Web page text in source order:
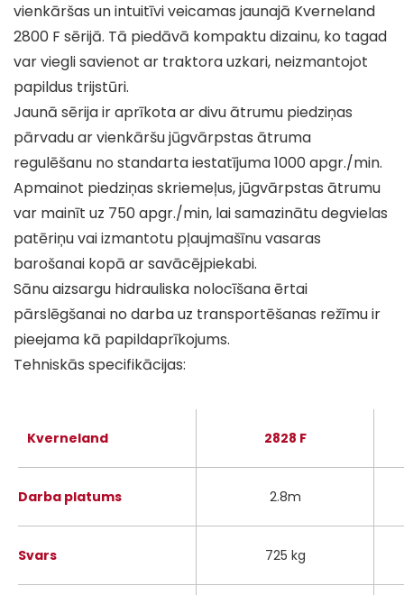
vienkāršas un intuitīvi veicamas jaunajā Kverneland
2800 F sērijā. Tā piedāvā kompaktu dizainu, ko tagad
var viegli savienot ar traktora uzkari, neizmantojot
papildus trijstūri.
Jaunā sērija ir aprīkota ar divu ātrumu piedziņas
pārvadu ar vienkāršu jūgvārpstas ātruma
regulēšanu no standarta iestatījuma 1000 apgr./min.
Apmainot piedziņas skriemeļus, jūgvārpstas ātrumu
var mainīt uz 750 apgr./min, lai samazinātu degvielas
patēriņu vai izmantotu pļaujmašīnu vasaras
barošanai kopā ar savācējpiekabi.
Sānu aizsargu hidrauliska nolocīšana ērtai
pārslēgšanai no darba uz transportēšanas režīmu ir
pieejama kā papildaprīkojums.
Tehniskās specifikācijas:
Kverneland 2828 F
Darba platums 2.8m
Svars 725 kg